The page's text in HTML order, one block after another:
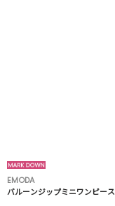
EMODA
バルーンジップミニワンピース